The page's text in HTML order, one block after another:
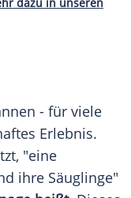
dazu in unseren
- für viele
Erlebnis.
"eine
ihre Säuglinge"